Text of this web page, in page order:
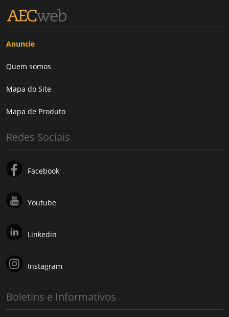
Anuncie
Quem somos
Mapa do Site
Mapa de Produto
Redes Sociais
Facebook
Youtube
Linkedin
Instagram
Boletins e Informativos